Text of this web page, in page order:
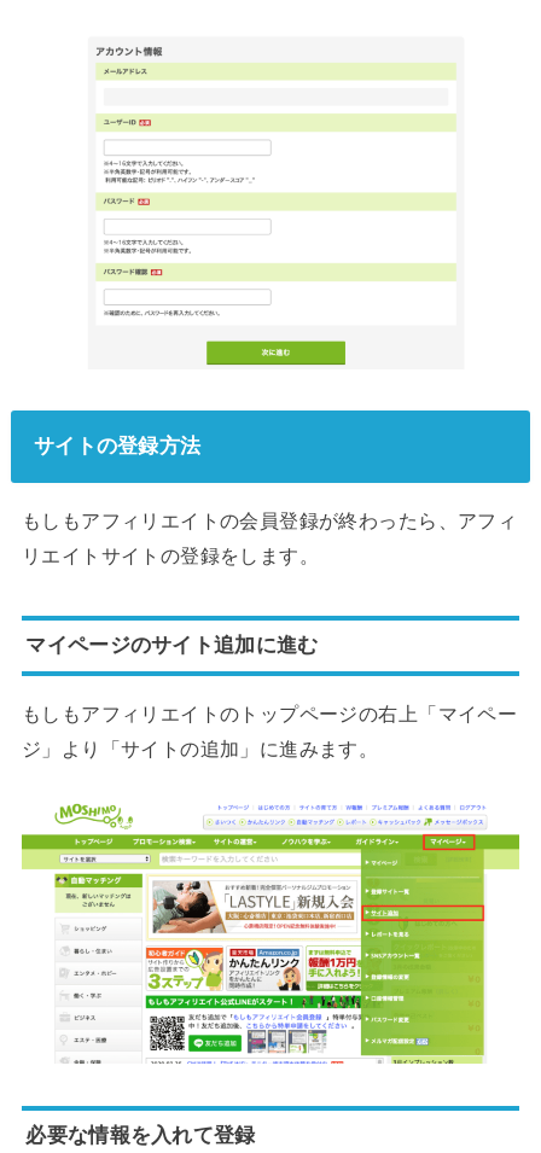
サイトの登録方法
もしもアフィリエイトの会員登録が終わったら、アフィ
リエイトサイトの登録をします。
マイページのサイト追加に進む
もしもアフィリエイトのトップページの右上「マイペー
ジ」より「サイトの追加」に進みます。
必要な情報を入れて登録